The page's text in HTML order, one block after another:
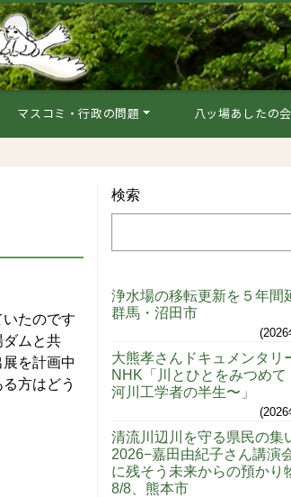
マスコミ・行政の問題 八ッ場あしたの会
たのです
ダムと共
を計画中
方はどう
検索
浄水場の移転更新を５年
群馬・沼田市
大熊孝さんドキュメンタ
NHK「川とひとをみつめて
河川工学者の半生〜」
清流川辺川を守る県民の集
2026−嘉田由紀子さん講演
に残そう未来からの預かり
8/8、熊本市